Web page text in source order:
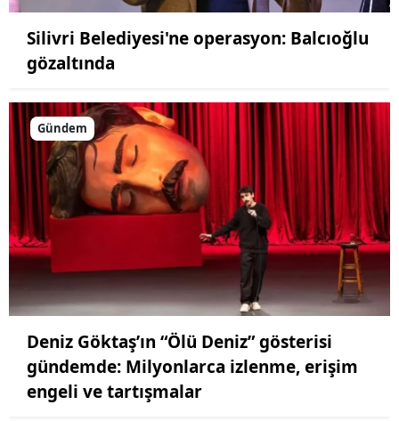
Silivri Belediyesi'ne operasyon: Balcıoğlu
gözaltında
Gündem
Deniz Göktaş’ın “Ölü Deniz” gösterisi
gündemde: Milyonlarca izlenme, erişim
engeli ve tartışmalar